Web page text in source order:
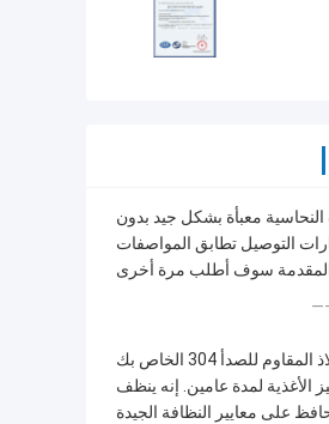
النحاسية معبأة بشكل جيد بدون
التوصيل تطابق المواصفات
سوف أطلب مرة أخرى
لقد استخدمنا الفولاذ المقاوم للصدأ 304 الخاص بك
الأغذية لمدة عامين. إنه ينظف